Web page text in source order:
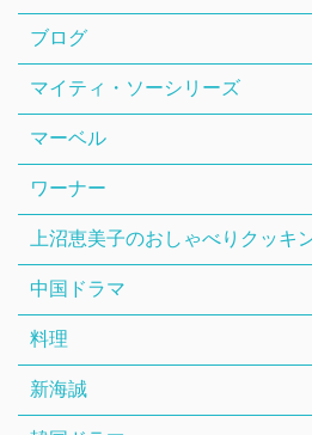
ブログ
マイティ・ソーシリーズ
マーベル
ワーナー
上沼恵美子のおしゃべりクッキ
中国ドラマ
料理
新海誠